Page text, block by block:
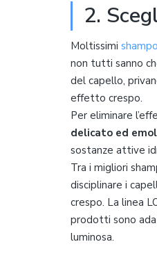
2.
Moltissimi
non tutti sanno
del capello,
effetto crespo.
Per eliminare
delicato ed
sostanze attive
Tra i migliori
disciplinare i
crespo. La linea
prodotti sono
luminosa.